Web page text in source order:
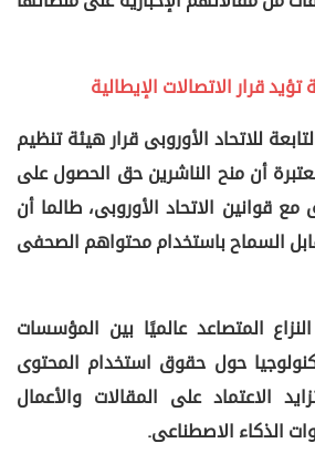
قرار الاتصالات الإيطالية
للاتحاد الأوروبى قرار هيئة تنظيم
معتبرة أن منح الناشرين حق الحصول على
قوانين الاتحاد الأوروبى، طالما أن
السماح باستخدام محتواهم الصحفى
المتصاعد عالميًا بين المؤسسات
حول حقوق استخدام المحتوى
الاعتماد على المقالات والأعمال
الذكاء الاصطناعى.